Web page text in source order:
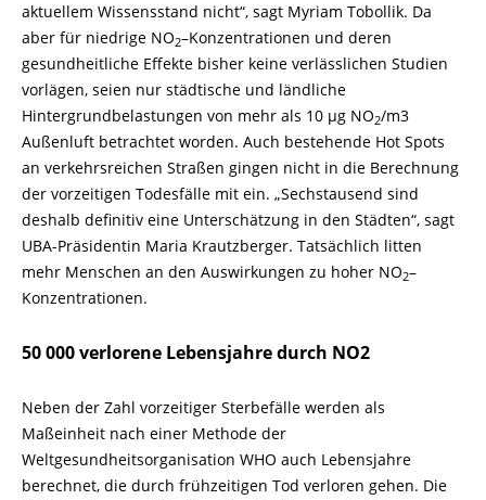
aktuellem Wissensstand nicht“, sagt Myriam Tobollik. Da
aber für niedrige NO2–Konzentrationen und deren
gesundheitliche Effekte bisher keine verlässlichen Studien
vorlägen, seien nur städtische und ländliche
Hintergrundbelastungen von mehr als 10 μg NO2/m3
Außenluft betrachtet worden. Auch bestehende Hot Spots
an verkehrsreichen Straßen gingen nicht in die Berechnung
der vorzeitigen Todesfälle mit ein. „Sechstausend sind
deshalb definitiv eine Unterschätzung in den Städten“, sagt
UBA-Präsidentin Maria Krautzberger. Tatsächlich litten
mehr Menschen an den Auswirkungen zu hoher NO2–
Konzentrationen.
50 000 verlorene Lebensjahre durch NO2
Neben der Zahl vorzeitiger Sterbefälle werden als
Maßeinheit nach einer Methode der
Weltgesundheitsorganisation WHO auch Lebensjahre
berechnet, die durch frühzeitigen Tod verloren gehen. Die